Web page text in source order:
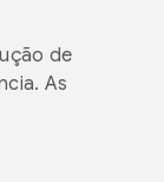
de
As